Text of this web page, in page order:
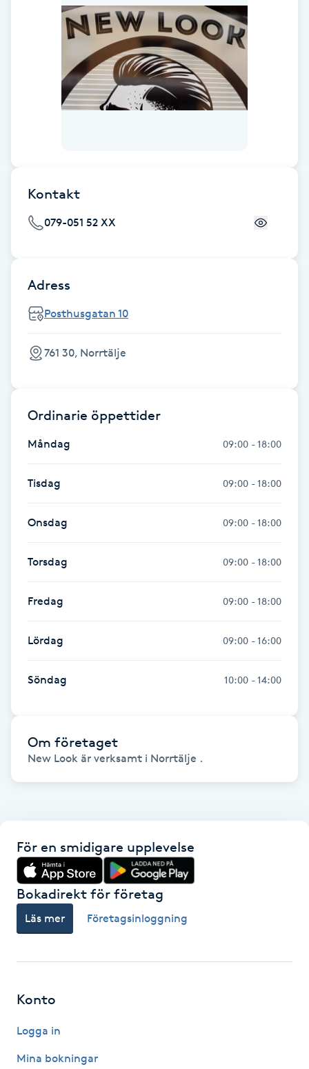
Faceliftmassage
Fettreducering
Fotmassage
Fotsvamp
Fotvård
Fransborttagning
Fransfärgning
Fransförlängning
Frekvensterapi
Friskvård
Friskvårdsmassage
Funktionsanalys
Färgning
G
Gel naglar
Gelenaglar
Kontakt
079-051 52 XX
Adress
Posthusgatan 10
761 30, Norrtälje
Ordinarie öppettider
Måndag 09:00 - 18:00
Tisdag 09:00 - 18:00
Onsdag 09:00 - 18:00
Torsdag 09:00 - 18:00
Fredag 09:00 - 18:00
Lördag 09:00 - 16:00
Söndag 10:00 - 14:00
Om företaget
New Look är verksamt i Norrtälje .
För en smidigare upplevelse
Bokadirekt för företag
Läs mer Företagsinloggning
Konto
Logga in
Mina bokningar